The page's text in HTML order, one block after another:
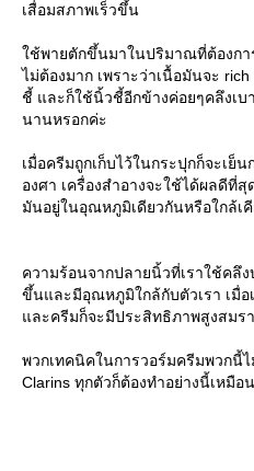
เสื่อมสภาพเร็วขึ้น
ใช้พายตักขึ้นมาในปริมาณที่ต้องกา
ไม่ต้องมาก เพราะว่าเนื้อมันจะ
ชี้ และก็ใช้นิ้วชี้อีกข้างค่อยๆคลึงเ
นานหรอกค่ะ
เมื่อครีมถูกเก็บไว้ในกระปุกก็จะเย็
องศา เครื่องสำอางจะใช้ได้ผลดีที่
มันอยู่ในอุณหภูมิเดียวกันหรือใกล้เ
ความร้อนจากปลายนิ้วที่เราใช้คลึ
ขึ้นและมีอุณหภูมิใกล้กับตัวเรา เมื่อ
และครีมก็จะมีประสิทธิภาพสูงสมร
พวกเทคนิคในการวอร์มครีมพวกนี้
Clarins ทุกตัวก็ต้องทำอย่างนี้เหมือ